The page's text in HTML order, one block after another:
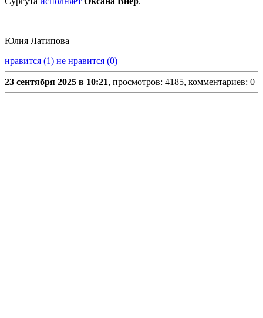
Юлия Латипова
нравится (1) не нравится (0)
23 сентября 2025 в 10:21, просмотров: 4185, комментариев: 0